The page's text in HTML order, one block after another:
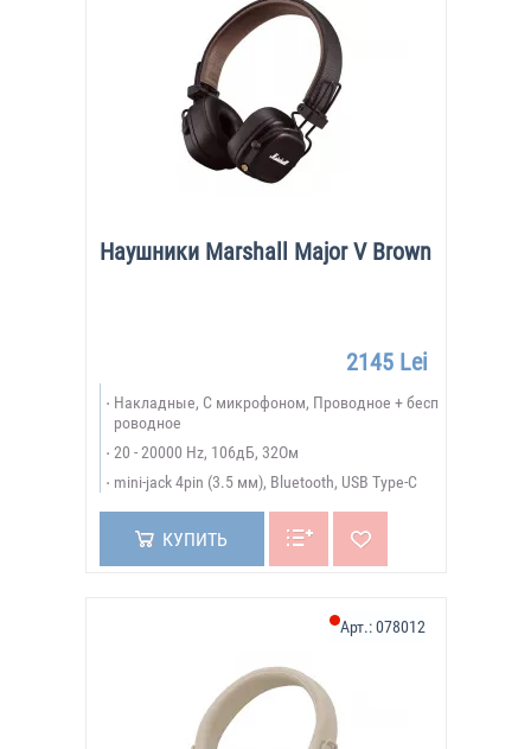
Наушники Marshall Major V Brown
2145 Lei
Накладные, С микрофоном, Проводное + бесп
роводное
20 - 20000 Hz, 106дБ, 32Ом
mini-jack 4pin (3.5 мм), Bluetooth, USB Type-C
КУПИТЬ
Арт.:078012